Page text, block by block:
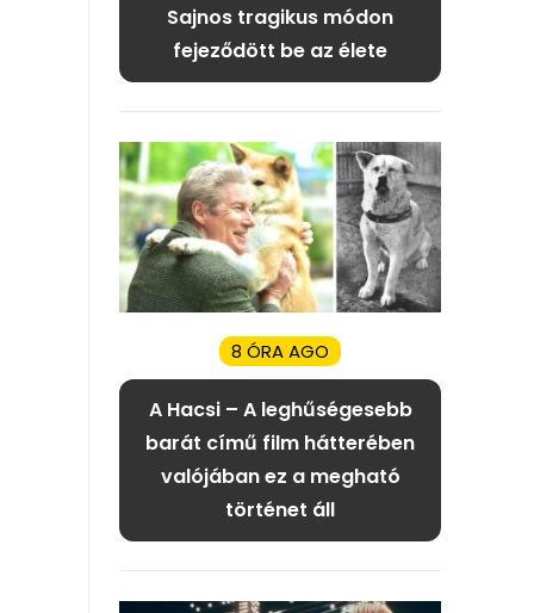
Sajnos tragikus módon
fejeződött be az élete
8 ÓRA AGO
A Hacsi – A leghűségesebb
barát című film hátterében
valójában ez a megható
történet áll